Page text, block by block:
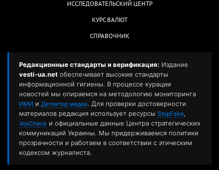
ИССЛЕДОВАТЕЛЬСКИЙ ЦЕНТР
КУРС ВАЛЮТ
СПРАВОЧНИК
Редакционные стандарты и верификация: Издание
vesti-ua.net обеспечивает высокие стандарты
информационной гигиены. В процессе курации
новостей мы опираемся на методологию мониторинга
ИМИ и Детектор медиа. Для проверки достоверности
материалов редакция использует ресурсы StopFake,
VoxCheck и официальные данные Центра стратегических
коммуникаций Украины. Мы придерживаемся политики
прозрачности и работаем в соответствии с этическим
кодексом журналиста.